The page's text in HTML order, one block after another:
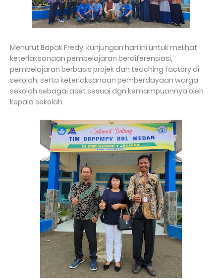
Menurut Bapak Fredy, kunjungan hari ini untuk melihat
keterlaksanaan pembelajaran berdiferensiasi,
pembelajaran berbasis projek dan teaching factory di
sekolah, serta keterlaksanaan pemberdayaan warga
sekolah sebagai aset sesuai dgn kemampuannya oleh
kepala sekolah.